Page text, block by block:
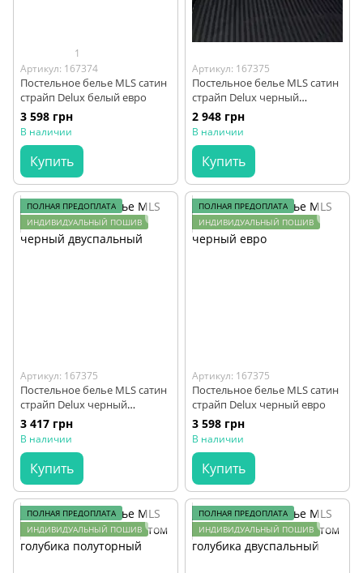
1
Артикул: 167374
Постельное белье MLS сатин
страйп Delux белый евро
3 598 грн
В наличии
Купить
Артикул: 167375
Постельное белье MLS сатин
страйп Delux черный
полуторный
2 948 грн
В наличии
Купить
ПОЛНАЯ ПРЕДОПЛАТА
ИНДИВИДУАЛЬНЫЙ ПОШИВ
Артикул: 167375
Постельное белье MLS сатин
страйп Delux черный
двуспальный
3 417 грн
В наличии
Купить
ПОЛНАЯ ПРЕДОПЛАТА
ИНДИВИДУАЛЬНЫЙ ПОШИВ
Артикул: 167375
Постельное белье MLS сатин
страйп Delux черный евро
3 598 грн
В наличии
Купить
ПОЛНАЯ ПРЕДОПЛАТА
ИНДИВИДУАЛЬНЫЙ ПОШИВ
ПОЛНАЯ ПРЕДОПЛАТА
ИНДИВИДУАЛЬНЫЙ ПОШИВ